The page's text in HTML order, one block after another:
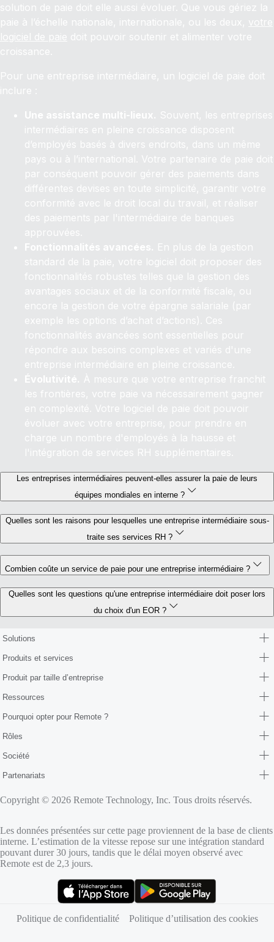
solution de paie doit elle aussi évoluer. Que vous gériez la
paie à l’échelle nationale, internationale, ou les deux, votre
logiciel de paie doit pouvoir soutenir et alimenter votre
croissance.
Pour une entreprise intermédiaire, un logiciel de paie doit
inclure :
Une assistance multi-lieux. Souvent, les entreprises
intermédiaires en pleine croissance disposent
d’employés basés à divers endroits, dans un même
pays ou à l’international. Votre partenaire de paie doit
par conséquent pouvoir gérer des paiements dans
différentes devises en toute simplicité, garantir votre
conformité avec le droit local du travail, et réaliser
des paiements par l'intermédiaire de banques
approuvées.
Fonctionnalités avancées. En plus de la gestion
standard de la paie, votre logiciel doit proposer des
fonctionnalités robustes telles que la gestion des
avantages sociaux et de la conformité fiscale, ou
encore la gestion de votre épargne salariale (par
exemple les options d’achat d’actions). Ces
fonctionnalités avancées sont essentielles pour
répondre aux besoins complexes et variés d'une
entreprise intermédiaire en pleine croissance.
Évolutivité. À mesure que votre entreprise franchit
les frontières, votre paie va nécessairement gagner
en complexité. Votre logiciel de paie doit pouvoir
évoluer avec votre entreprise, pour prendre en
charge un nombre d'employés à la hausse et
l'intégration de services RH supplémentaires.
Les entreprises intermédiaires peuvent-elles assurer la paie de leurs
équipes mondiales en interne ?
Quelles sont les raisons pour lesquelles une entreprise intermédiaire sous-
traite ses services RH ?
Combien coûte un service de paie pour une entreprise intermédiaire ?
Quelles sont les questions qu'une entreprise intermédiaire doit poser lors
du choix d'un EOR ?
Solutions
Produits et services
Produit par taille d’entreprise
Ressources
Pourquoi opter pour Remote ?
Rôles
Société
Partenariats
Copyright © 2026 Remote Technology, Inc. Tous droits réservés.
Les données présentées sur cette page proviennent de la base de clients
interne. L’estimation de la vitesse repose sur une intégration standard
pouvant durer 30 jours, tandis que le délai moyen observé avec
Remote est de 2,3 jours.
Politique de confidentialité
Politique d’utilisation des cookies